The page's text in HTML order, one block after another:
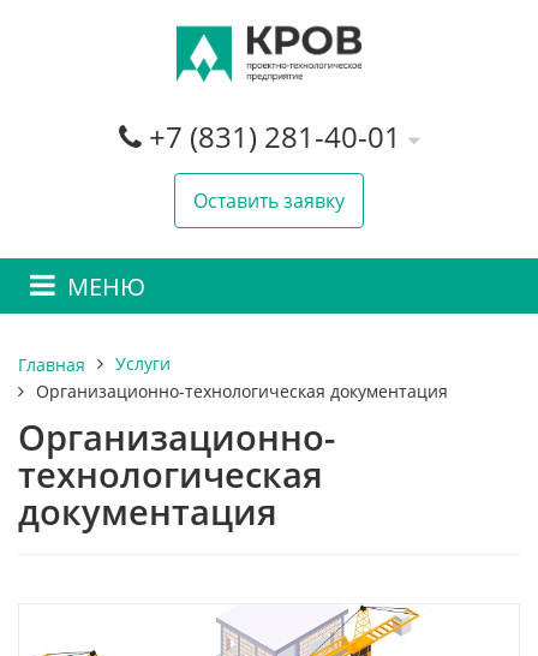
+7 (831) 281-40-01
Оставить заявку
МЕНЮ
Главная
Услуги
Организационно-технологическая документация
Организационно-
технологическая
документация